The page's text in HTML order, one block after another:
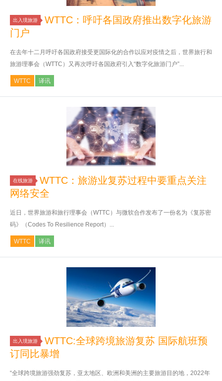
出入境旅游
WTTC：呼吁各国政府推出数字化旅游
门户
在去年十二月呼吁各国政府接受更国际化的合作以应对疫情之后，世界旅行和
旅游理事会（WTTC）又再次呼吁各国政府引入“数字化旅游门户”...
WTTC 译讯
在线旅游
WTTC：旅游业复苏过程中要重点关注
网络安全
近日，世界旅游和旅行理事会（WTTC）与微软合作发布了一份名为《复苏密
码》（Codes To Resilience Report）...
WTTC 译讯
出入境旅游
WTTC:全球跨境旅游复苏 国际航班预
订同比暴增
“全球跨境旅游强劲复苏，亚太地区、欧洲和美洲的主要旅游目的地，2022年